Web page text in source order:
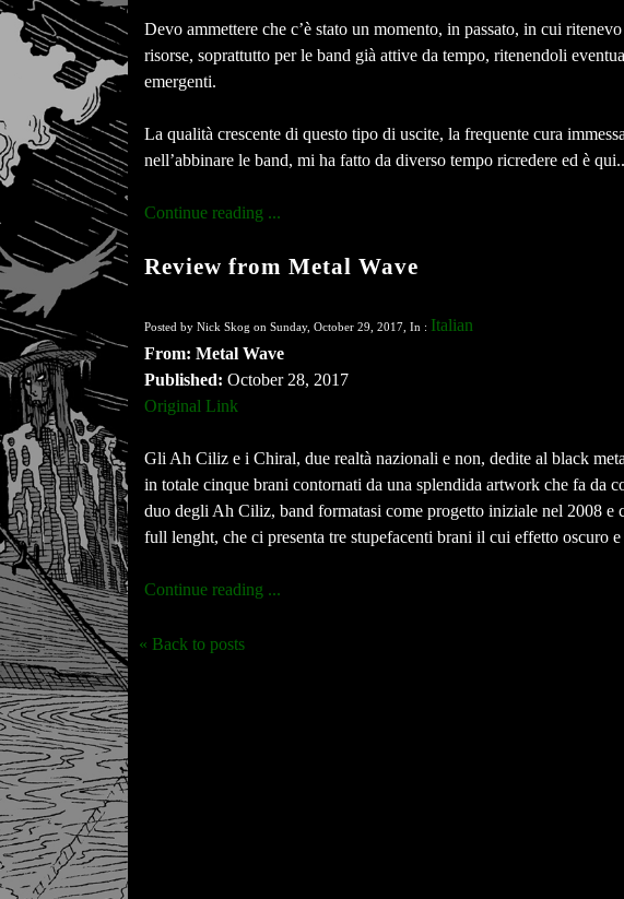
Devo ammettere che c’è stato un momento, in passato, in cui
risorse, soprattutto per le band già attive da tempo, ritenendoli
emergenti.
La qualità crescente di questo tipo di uscite, la frequente cura
nell’abbinare le band, mi ha fatto da diverso tempo ricredere ed è
Continue reading ...
Review from Metal Wave
Posted by Nick Skog on Sunday, October 29, 2017, In : Italian
From: Metal Wave
Published: October 28, 2017
Original Link
Gli Ah Ciliz e i Chiral, due realtà nazionali e non, dedite al black
in totale cinque brani contornati da una splendida artwork che fa da
duo degli Ah Ciliz, band formatasi come progetto iniziale nel 2008 e
full lenght, che ci presenta tre stupefacenti brani il cui effetto oscuro e
Continue reading ...
« Back to posts